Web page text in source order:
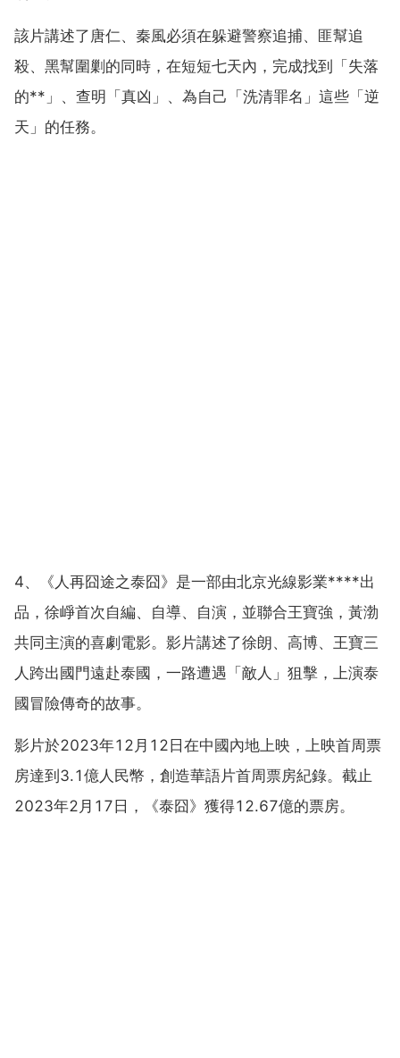
該片講述了唐仁、秦風必須在躲避警察追捕、匪幫追
殺、黑幫圍剿的同時，在短短七天內，完成找到「失落
的**」、查明「真凶」、為自己「洗清罪名」這些「逆
天」的任務。
4、《人再囧途之泰囧》是一部由北京光線影業****出
品，徐崢首次自編、自導、自演，並聯合王寶強，黃渤
共同主演的喜劇電影。影片講述了徐朗、高博、王寶三
人跨出國門遠赴泰國，一路遭遇「敵人」狙擊，上演泰
國冒險傳奇的故事。
影片於2023年12月12日在中國內地上映，上映首周票
房達到3.1億人民幣，創造華語片首周票房紀錄。截止
2023年2月17日，《泰囧》獲得12.67億的票房。